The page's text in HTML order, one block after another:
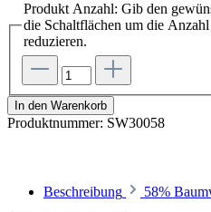
Produkt Anzahl: Gib den
die Schaltflächen um die
reduzieren.
In den Warenkorb
Produktnummer: SW30058
Beschreibung 58%